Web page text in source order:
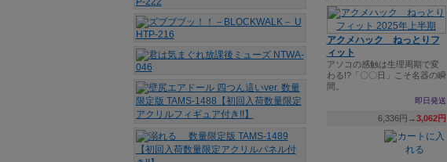
アクメハック ねっとりフ
ィット
アソコの感触は生理周期で変
わる!?「〇〇日」こそ名器の瞬
間。
即日発送
6,336円→3,062円